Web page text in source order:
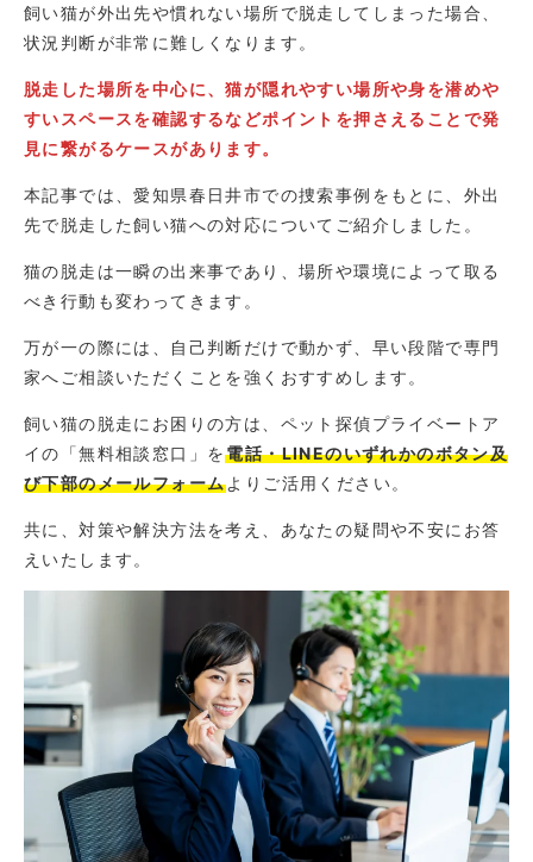
飼い猫が外出先や慣れない場所で脱走してしまった場合、
状況判断が非常に難しくなります。
脱走した場所を中心に、猫が隠れやすい場所や身を潜めや
すいスペースを確認するなどポイントを押さえることで発
見に繋がるケースがあります。
本記事では、愛知県春日井市での捜索事例をもとに、外出
先で脱走した飼い猫への対応についてご紹介しました。
猫の脱走は一瞬の出来事であり、場所や環境によって取る
べき行動も変わってきます。
万が一の際には、自己判断だけで動かず、早い段階で専門
家へご相談いただくことを強くおすすめします。
飼い猫の脱走にお困りの方は、ペット探偵プライベートア
イの「無料相談窓口」を電話・LINEのいずれかのボタン及
び下部のメールフォームよりご活用ください。
共に、対策や解決方法を考え、あなたの疑問や不安にお答
えいたします。